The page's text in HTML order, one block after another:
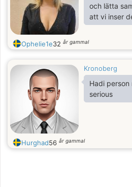
och lätta
att vi inser
Ophelie1e32 år gammal
Kronoberg
Hadi
serious
Hurghad56 år gammal